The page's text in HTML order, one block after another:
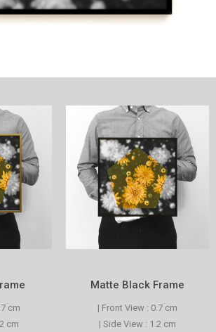
cm
cm
Matte Black Frame
| Front View : 0.7 cm
| Side View : 1.2 cm